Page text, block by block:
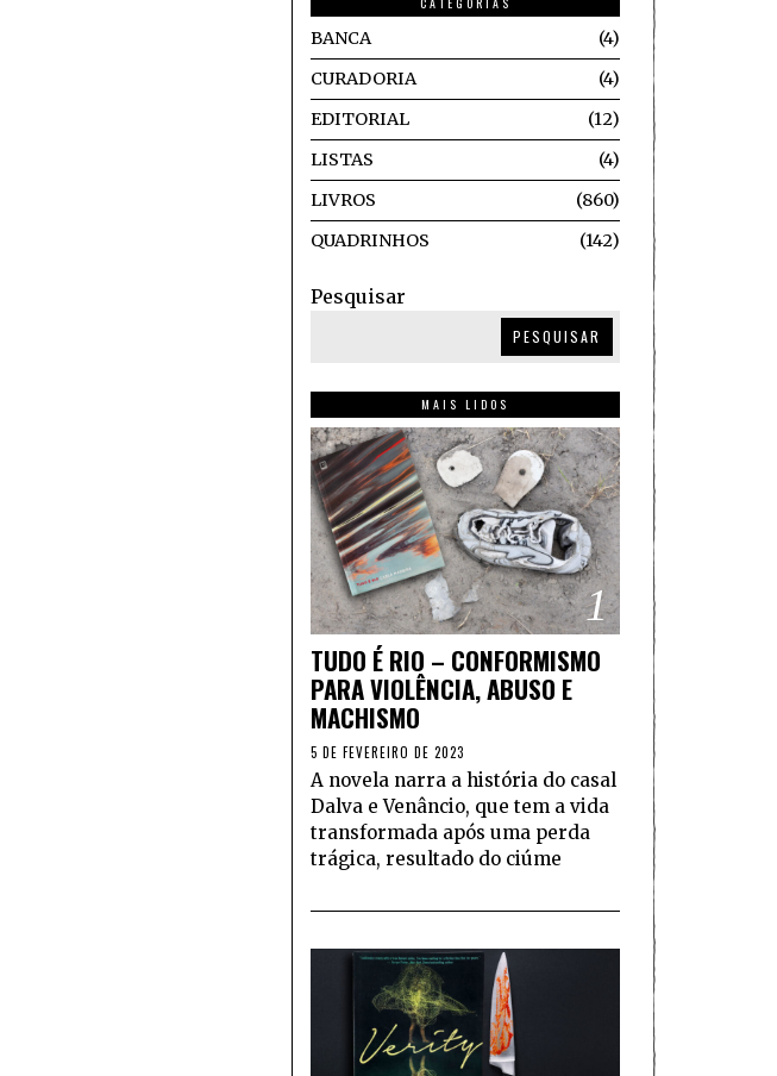
BANCA
4
CURADORIA
4
EDITORIAL
12
LISTAS
4
LIVROS
860
QUADRINHOS
142
Pesquisar
PESQUISAR
MAIS LIDOS
1
TUDO É RIO – CONFORMISMO
PARA VIOLÊNCIA, ABUSO E
MACHISMO
5 DE FEVEREIRO DE 2023
A novela narra a história do casal
Dalva e Venâncio, que tem a vida
transformada após uma perda
trágica, resultado do ciúme